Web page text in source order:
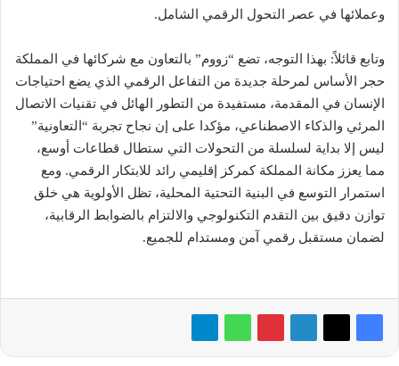
وعملائها في عصر التحول الرقمي الشامل.
وتابع قائلاً: بهذا التوجه، تضع “زووم” بالتعاون مع شركائها في المملكة
حجر الأساس لمرحلة جديدة من التفاعل الرقمي الذي يضع احتياجات
الإنسان في المقدمة، مستفيدة من التطور الهائل في تقنيات الاتصال
المرئي والذكاء الاصطناعي، مؤكدا على إن نجاح تجربة “التعاونية”
ليس إلا بداية لسلسلة من التحولات التي ستطال قطاعات أوسع،
مما يعزز مكانة المملكة كمركز إقليمي رائد للابتكار الرقمي. ومع
استمرار التوسع في البنية التحتية المحلية، تظل الأولوية هي خلق
توازن دقيق بين التقدم التكنولوجي والالتزام بالضوابط الرقابية،
لضمان مستقبل رقمي آمن ومستدام للجميع.